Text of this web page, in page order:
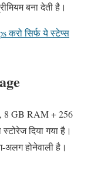
बना देती है।
करो सिर्फ ये स्टेप्स
8 GB RAM + 256
दिया गया है।
होनेवाली है।